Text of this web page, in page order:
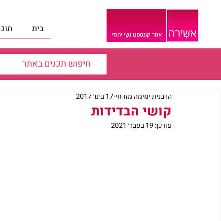
בית
קושי הבדידות
הרבנית ימימה מזרחי17 בינו׳ 2017
עודכן: 19 בפבר׳ 2021